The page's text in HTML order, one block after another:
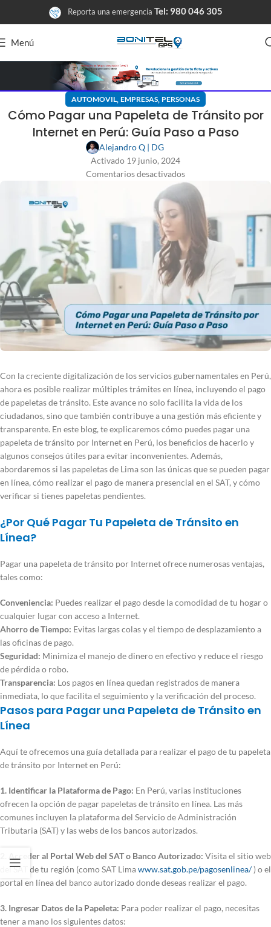
Reporta una emergencia Tel: 980 046 305
Menú
AUTOMOVIL, EMPRESAS, PERSONAS
Cómo Pagar una Papeleta de Tránsito por
Internet en Perú: Guía Paso a Paso
Alejandro Q | DG
Activado 19 junio, 2024
Comentarios desactivados
Con la creciente digitalización de los servicios gubernamentales en Perú,
ahora es posible realizar múltiples trámites en línea, incluyendo el pago
de papeletas de tránsito. Este avance no solo facilita la vida de los
ciudadanos, sino que también contribuye a una gestión más eficiente y
transparente. En este blog, te explicaremos cómo puedes pagar una
papeleta de tránsito por Internet en Perú, los beneficios de hacerlo y
algunos consejos útiles para evitar inconvenientes. Además,
abordaremos si las papeletas de Lima son las únicas que se pueden pagar
en línea, cómo realizar el pago de manera presencial en el SAT, y cómo
verificar si tienes papeletas pendientes.
¿Por Qué Pagar Tu Papeleta de Tránsito en
Línea?
Pagar una papeleta de tránsito por Internet ofrece numerosas ventajas,
tales como:
Conveniencia: Puedes realizar el pago desde la comodidad de tu hogar o
cualquier lugar con acceso a Internet.
Ahorro de Tiempo: Evitas largas colas y el tiempo de desplazamiento a
las oficinas de pago.
Seguridad: Minimiza el manejo de dinero en efectivo y reduce el riesgo
de pérdida o robo.
Transparencia: Los pagos en línea quedan registrados de manera
inmediata, lo que facilita el seguimiento y la verificación del proceso.
Pasos para Pagar una Papeleta de Tránsito en
Línea
Aquí te ofrecemos una guía detallada para realizar el pago de tu papeleta
de tránsito por Internet en Perú:
1. Identificar la Plataforma de Pago: En Perú, varias instituciones
ofrecen la opción de pagar papeletas de tránsito en línea. Las más
comunes incluyen la plataforma del Servicio de Administración
Tributaria (SAT) y las webs de los bancos autorizados.
2. Acceder al Portal Web del SAT o Banco Autorizado: Visita el sitio web
del SAT de tu región (como SAT Limawww.sat.gob.pe/pagosenlinea/) o el
portal en línea del banco autorizado donde deseas realizar el pago.
3. Ingresar Datos de la Papeleta: Para poder realizar el pago, necesitas
tener a mano los siguientes datos: